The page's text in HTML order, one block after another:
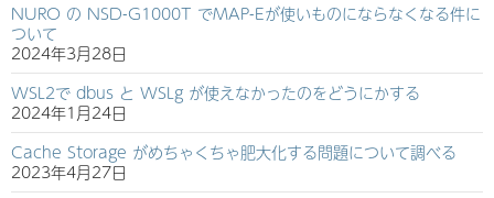
NURO の NSD-G1000T でMAP-Eが使いものにならなくなる件に
ついて
2024年3月28日
WSL2で dbus と WSLg が使えなかったのをどうにかする
2024年1月24日
Cache Storage がめちゃくちゃ肥大化する問題について調べる
2023年4月27日